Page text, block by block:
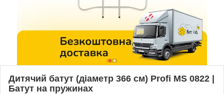
Дитячий батут (діаметр 366 см) Profi MS 0822 |
Батут на пружинах